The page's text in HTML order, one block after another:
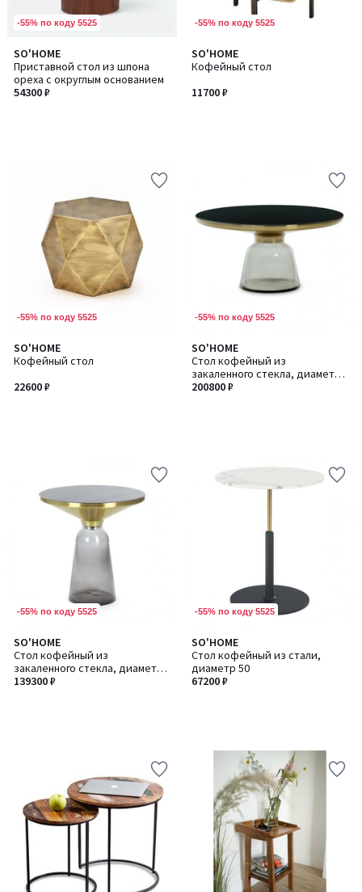
-55% по коду 5525
SO'HOME
Приставной стол из шпона
ореха с округлым основанием
54300 ₽
-55% по коду 5525
SO'HOME
Кофейный стол
11700 ₽
-55% по коду 5525
SO'HOME
Кофейный стол
22600 ₽
-55% по коду 5525
SO'HOME
Стол кофейный из
закаленного стекла, диаметр
75
200800 ₽
-55% по коду 5525
SO'HOME
Стол кофейный из
закаленного стекла, диаметр
50
139300 ₽
-55% по коду 5525
SO'HOME
Стол кофейный из стали,
диаметр 50
67200 ₽